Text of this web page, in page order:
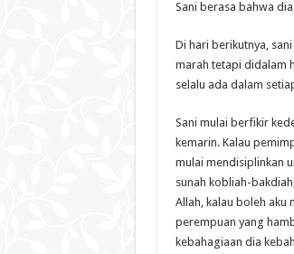
Sani berasa bahwa
Di hari berikutnya,
marah tetapi didalam
selalu ada dalam
Sani mulai berfikir
kemarin. Kalau
mulai mendisiplinkan
sunah kobliah-
Allah, kalau boleh aku
perempuan yang
kebahagiaan dia